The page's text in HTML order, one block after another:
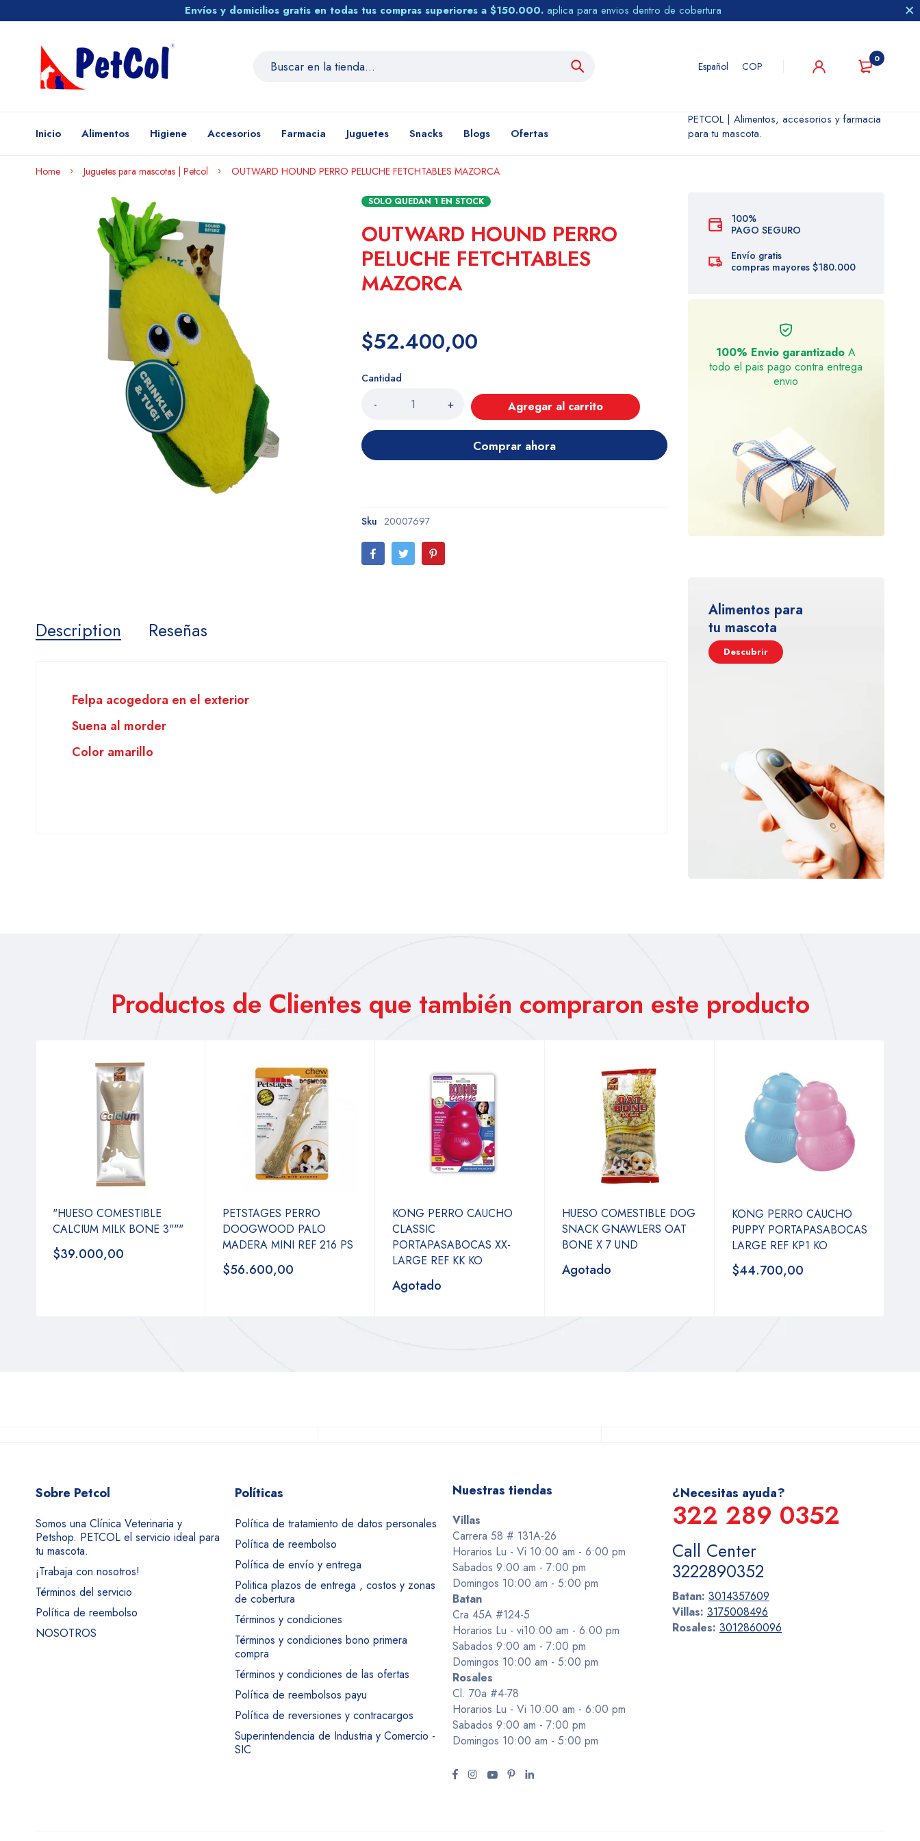
Envíos y domicilios gratis en todas tus compras superiores a $150.000. aplica para envios dentro de cobertura
Español COP
0
Inicio Alimentos Higiene Accesorios Farmacia Juguetes Snacks Blogs Ofertas
PETCOL | Alimentos, accesorios y farmacia
para tu mascota.
Home Juguetes para mascotas | Petcol OUTWARD HOUND PERRO PELUCHE FETCHTABLES MAZORCA
SOLO QUEDAN 1 EN STOCK
OUTWARD HOUND PERRO
PELUCHE FETCHTABLES
MAZORCA
$52.400,00
Cantidad
- + Agregar al carrito
Comprar ahora
Sku 20007697
Description Reseñas
Felpa acogedora en el exterior
Suena al morder
Color amarillo
100%
PAGO SEGURO
Envío gratis
compras mayores $180.000
100% Envio garantizadoA
todo el pais pago contra entrega
envio
Alimentos para
tu mascota
Descubrir
Productos de Clientes que también compraron este producto
"HUESO COMESTIBLE
CALCIUM MILK BONE 3"""
$39.000,00
PETSTAGES PERRO
DOOGWOOD PALO
MADERA MINI REF 216 PS
$56.600,00
KONG PERRO CAUCHO
CLASSIC
PORTAPASABOCAS XX-
LARGE REF KK KO
Agotado
HUESO COMESTIBLE DOG
SNACK GNAWLERS OAT
BONE X 7 UND
Agotado
KONG PERRO CAUCHO
PUPPY PORTAPASABOCAS
LARGE REF KP1 KO
$44.700,00
Sobre Petcol
Somos una Clínica Veterinaria y
Petshop. PETCOL el servicio ideal para
tu mascota.
¡Trabaja con nosotros!
Términos del servicio
Política de reembolso
NOSOTROS
Políticas
Política de tratamiento de datos personales
Política de reembolso
Política de envío y entrega
Politica plazos de entrega , costos y zonas
de cobertura
Términos y condiciones
Términos y condiciones bono primera
compra
Términos y condiciones de las ofertas
Política de reembolsos payu
Política de reversiones y contracargos
Superintendencia de Industria y Comercio -
SIC
Nuestras tiendas
Villas
Carrera 58 # 131A-26
Horarios Lu - Vi 10:00 am - 6:00 pm
Sabados 9:00 am - 7:00 pm
Domingos 10:00 am - 5:00 pm
Batan
Cra 45A #124-5
Horarios Lu - vi10:00 am - 6:00 pm
Sabados 9:00 am - 7:00 pm
Domingos 10:00 am - 5:00 pm
Rosales
Cl. 70a #4-78
Horarios Lu - Vi 10:00 am - 6:00 pm
Sabados 9:00 am - 7:00 pm
Domingos 10:00 am - 5:00 pm
¿Necesitas ayuda?
322 289 0352
Call Center
3222890352
Batan: 3014357609
Villas: 3175008496
Rosales: 3012860096